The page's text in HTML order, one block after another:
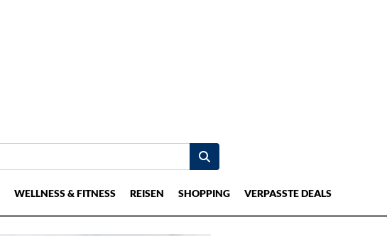
WELLNESS & FITNESS REISEN SHOPPING VERPASSTE DEALS